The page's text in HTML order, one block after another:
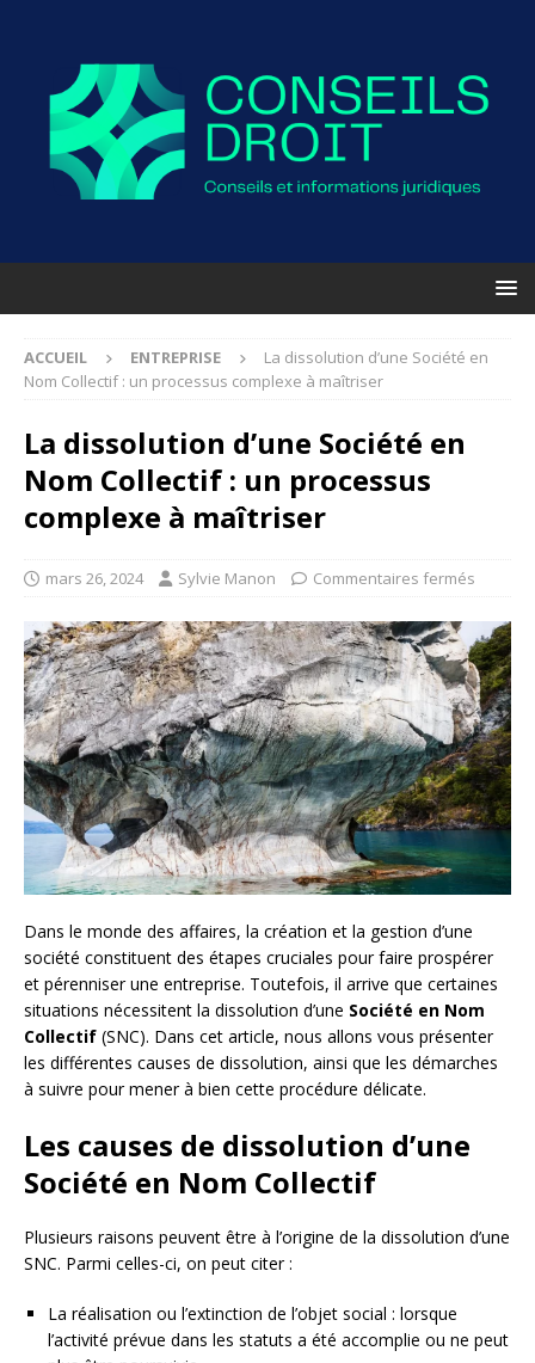
ACCUEIL ENTREPRISE
La dissolution d’une Société en
Nom Collectif : un processus complexe à maîtriser
La dissolution d’une Société en
Nom Collectif : un processus
complexe à maîtriser
mars 26, 2024 Sylvie Manon Commentaires fermés
Dans le monde des affaires, la création et la gestion d’une
société constituent des étapes cruciales pour faire prospérer
et pérenniser une entreprise. Toutefois, il arrive que certaines
situations nécessitent la dissolution d’une Société en Nom
Collectif (SNC). Dans cet article, nous allons vous présenter
les différentes causes de dissolution, ainsi que les démarches
à suivre pour mener à bien cette procédure délicate.
Les causes de dissolution d’une
Société en Nom Collectif
Plusieurs raisons peuvent être à l’origine de la dissolution d’une
SNC. Parmi celles-ci, on peut citer :
La réalisation ou l’extinction de l’objet social : lorsque
l’activité prévue dans les statuts a été accomplie ou ne peut